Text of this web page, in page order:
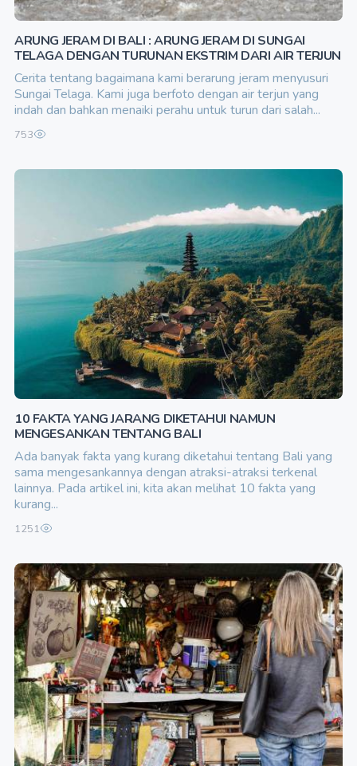
ARUNG JERAM DI BALI : ARUNG JERAM DI SUNGAI
TELAGA DENGAN TURUNAN EKSTRIM DARI AIR TERJUN
Cerita tentang bagaimana kami berarung jeram menyusuri
Sungai Telaga. Kami juga berfoto dengan air terjun yang
indah dan bahkan menaiki perahu untuk turun dari salah...
753
10 FAKTA YANG JARANG DIKETAHUI NAMUN
MENGESANKAN TENTANG BALI
Ada banyak fakta yang kurang diketahui tentang Bali yang
sama mengesankannya dengan atraksi-atraksi terkenal
lainnya. Pada artikel ini, kita akan melihat 10 fakta yang
kurang...
1251